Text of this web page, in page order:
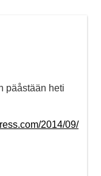
päåstään heti
2014/09/